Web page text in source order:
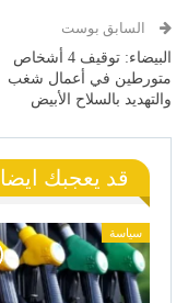
السابق بوست
البيضاء: توقيف 4 أشخاص
متورطين في أعمال شغب
والتهديد بالسلاح الأبيض
قد يعجبك ايضا
سياسة